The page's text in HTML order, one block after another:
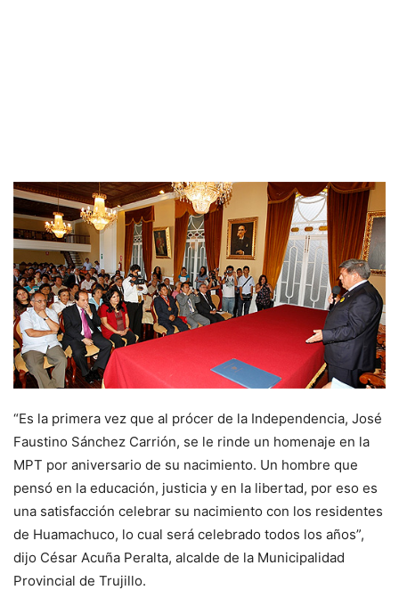
“Es la primera vez que al prócer de la Independencia, José
Faustino Sánchez Carrión, se le rinde un homenaje en la
MPT por aniversario de su nacimiento. Un hombre que
pensó en la educación, justicia y en la libertad, por eso es
una satisfacción celebrar su nacimiento con los residentes
de Huamachuco, lo cual será celebrado todos los años”,
dijo César Acuña Peralta, alcalde de la Municipalidad
Provincial de Trujillo.